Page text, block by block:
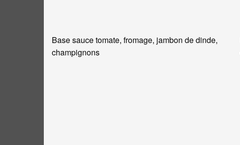
Base sauce tomate, fromage, jambon de dinde,
champignons